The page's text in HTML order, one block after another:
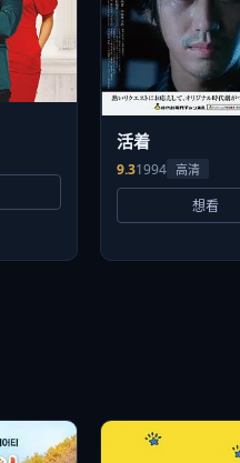
活着
9.31994 高清
想看